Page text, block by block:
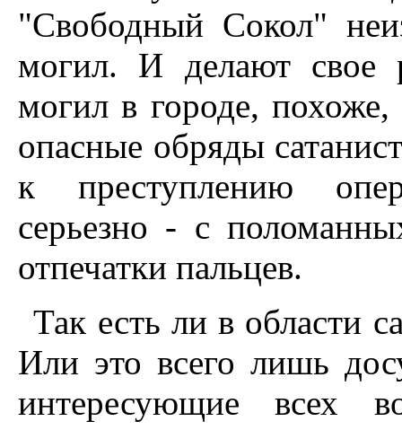
"Свободный Сокол"
могил. И делают свое
могил в городе,
опасные обряды
к преступлению
серьезно - с
отпечатки пальцев.
Так есть ли в области
Или это всего лишь
интересующие всех